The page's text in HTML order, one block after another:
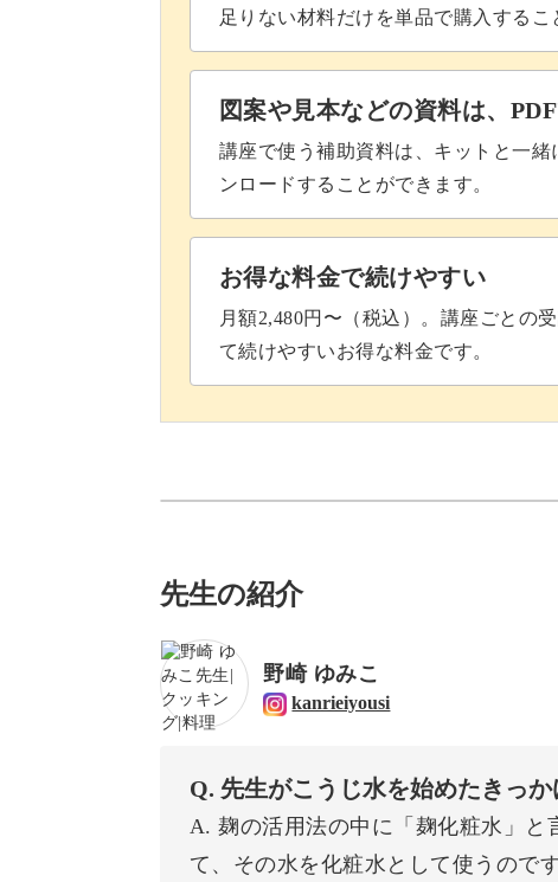
しかし、レシピがワンパターン化する
今回ご紹介するデザートは、そんなこう
もちろん、新たな健康習慣として、こ
ょうか？
こうじかすをつかったアレンジレシピを
足りない材料だけを単品で購入するこ
図案や見本などの資料は、
講座で使う補助資料は、キットと一
ンロードすることができます。
お得な料金で続けやすい
月額2,480円〜（税込）。講座ごとの
て続けやすいお得な料金です。
先生の紹介
野崎 ゆみこ
kanrieiyousi
Q. 先生がこうじ水を始めたきっか
A. 麹の活用法の中に「麹化粧水」
て、その水を化粧水として使うので